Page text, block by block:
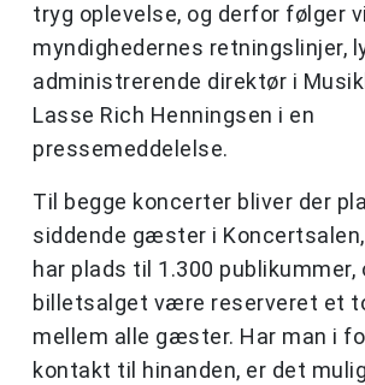
tryg oplevelse, og derfor følger
myndighedernes retningslinjer,
administrerende direktør i
Lasse Rich Henningsen i en
pressemeddelelse.
Til begge koncerter bliver der
siddende gæster i
har plads til 1.300 publikummer,
billetsalget være reserveret et
mellem alle gæster. Har man i
kontakt til hinanden, er det